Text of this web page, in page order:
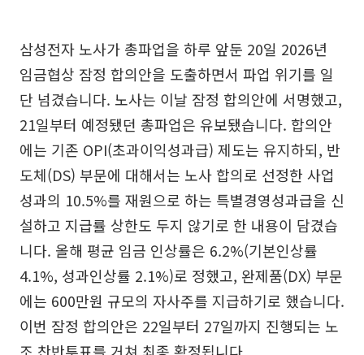
삼성전자 노사가 총파업을 하루 앞둔 20일 2026년
임금협상 잠정 합의안을 도출하면서 파업 위기를 일
단 넘겼습니다. 노사는 이날 잠정 합의안에 서명했고,
21일부터 예정됐던 총파업은 유보됐습니다. 합의안
에는 기존 OPI(초과이익성과급) 제도는 유지하되, 반
도체(DS) 부문에 대해서는 노사 합의로 선정한 사업
성과의 10.5%를 재원으로 하는 특별경영성과급을 신
설하고 지급률 상한도 두지 않기로 한 내용이 담겼습
니다. 올해 평균 임금 인상률은 6.2%(기본인상률
4.1%, 성과인상률 2.1%)로 정했고, 완제품(DX) 부문
에는 600만원 규모의 자사주를 지급하기로 했습니다.
이번 잠정 합의안은 22일부터 27일까지 진행되는 노